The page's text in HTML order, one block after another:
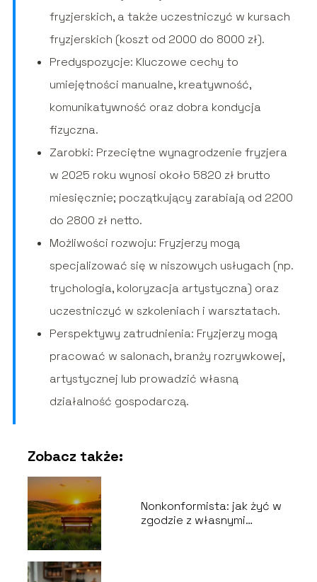
fryzjerskich, a także uczestniczyć w kursach
fryzjerskich (koszt od 2000 do 8000 zł).
Predyspozycje: Kluczowe cechy to
umiejętności manualne, kreatywność,
komunikatywność oraz dobra kondycja
fizyczna.
Zarobki: Przeciętne wynagrodzenie fryzjera
w 2025 roku wynosi około 5820 zł brutto
miesięcznie; początkujący zarabiają od 2200
do 2800 zł netto.
Możliwości rozwoju: Fryzjerzy mogą
specjalizować się w niszowych usługach (np.
trychologia, koloryzacja artystyczna) oraz
uczestniczyć w szkoleniach i warsztatach.
Perspektywy zatrudnienia: Fryzjerzy mogą
pracować w salonach, branży rozrywkowej,
artystycznej lub prowadzić własną
działalność gospodarczą.
Zobacz także:
Nonkonformista: jak żyć w
zgodzie z własnymi